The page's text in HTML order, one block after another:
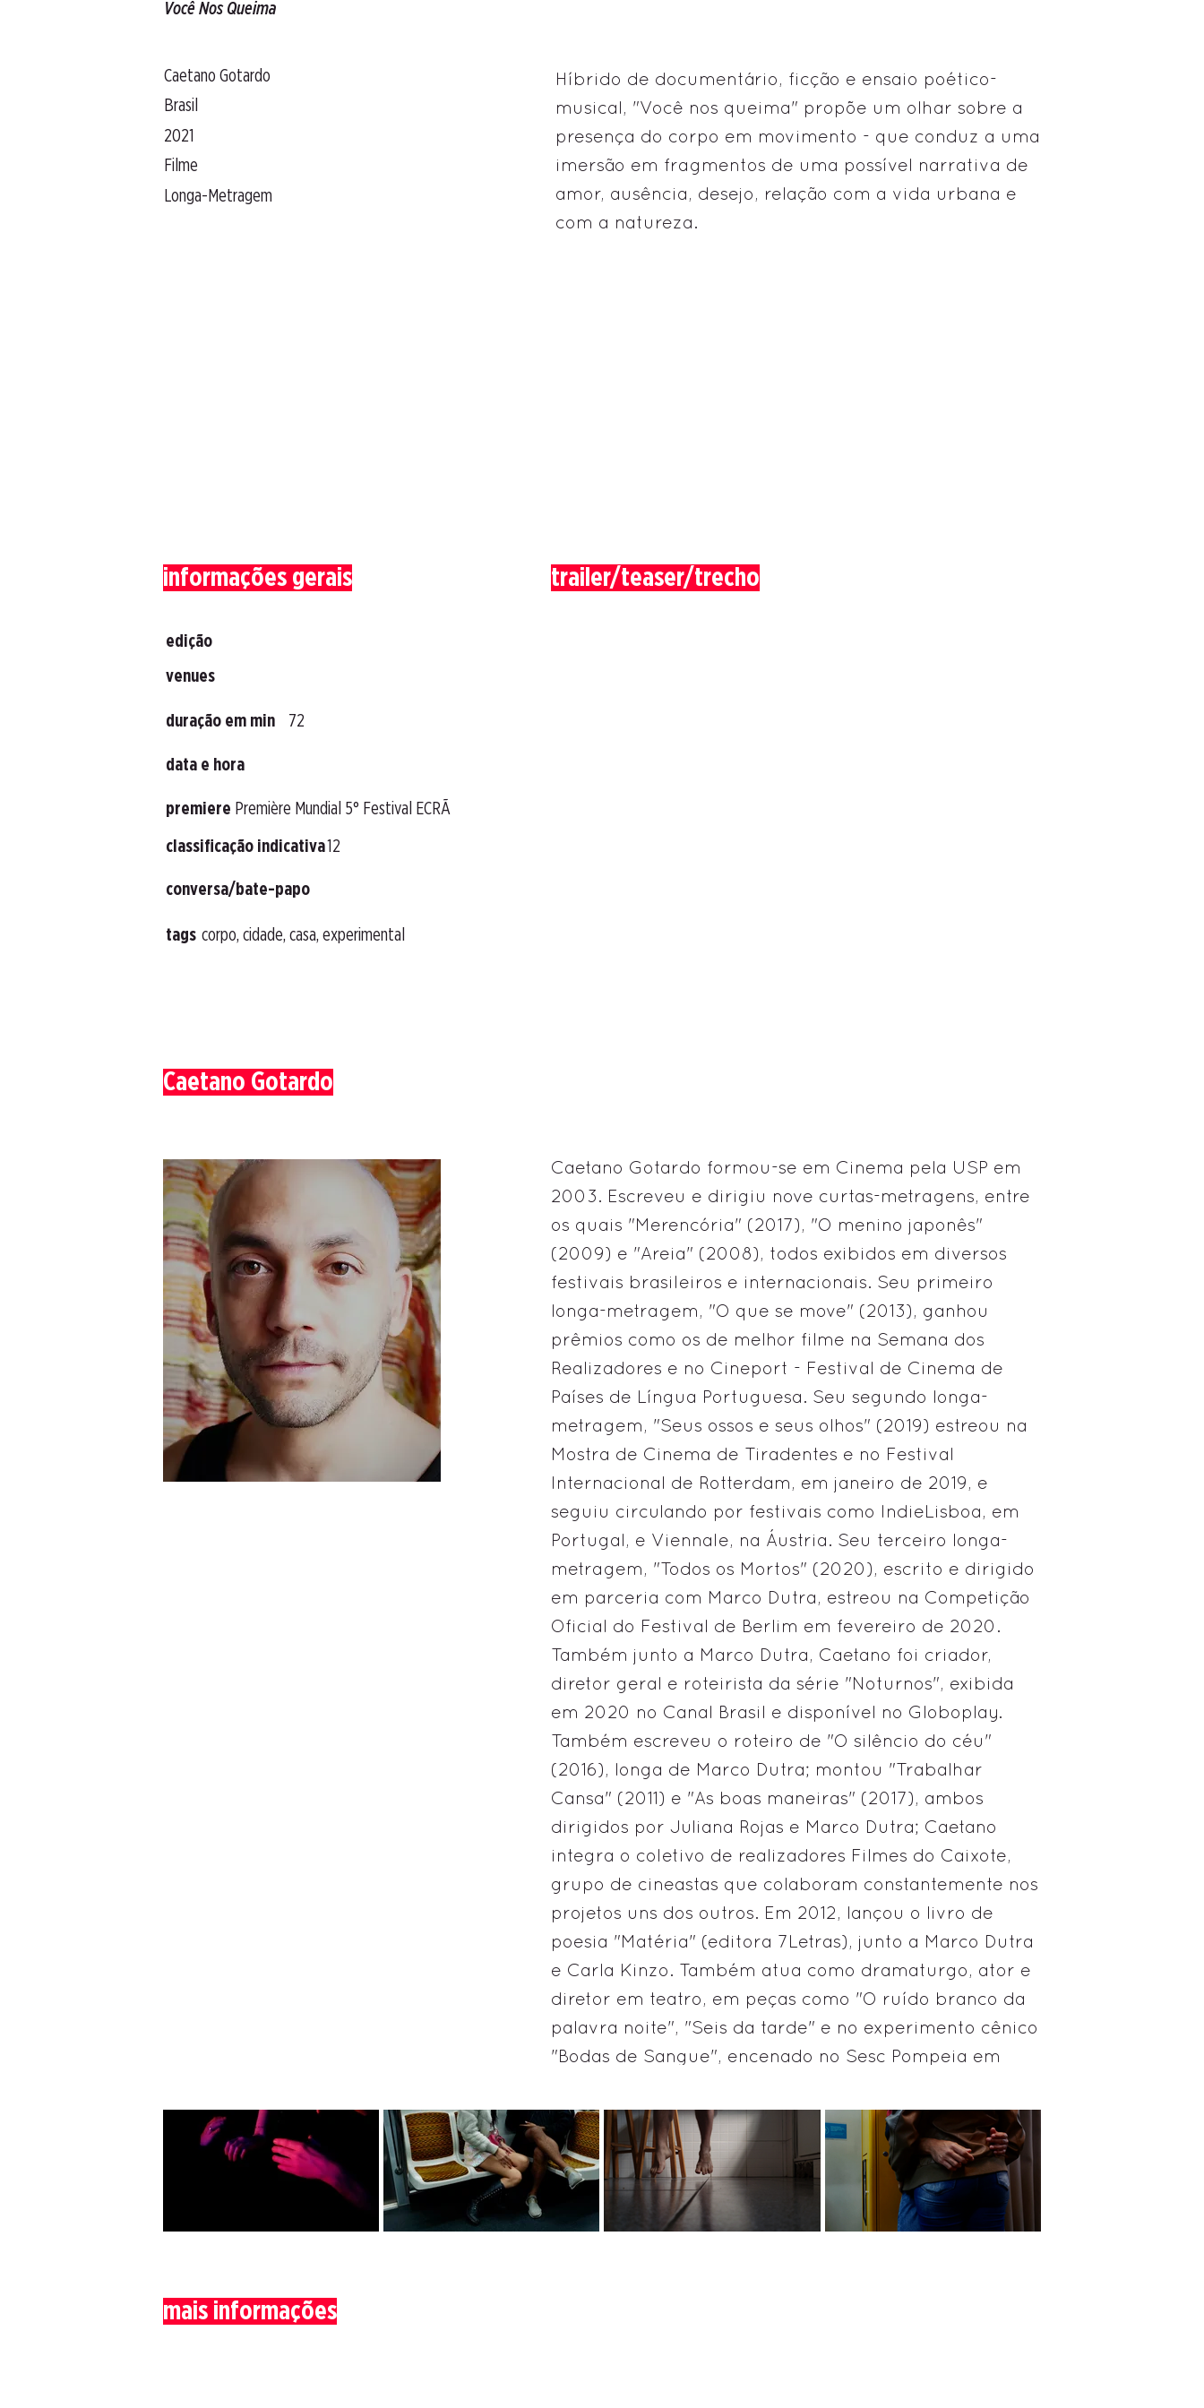
Você Nos Queima
Caetano Gotardo
Brasil
2021
Filme
Longa-Metragem
Híbrido de documentário, ficção e ensaio poético-
musical, "Você nos queima" propõe um olhar sobre a
presença do corpo em movimento - que conduz a uma
imersão em fragmentos de uma possível narrativa de
amor, ausência, desejo, relação com a vida urbana e
com a natureza.
informações gerais
edição
venues
duração em min 72
data e hora
premiere Première Mundial 5° Festival ECRÃ
classificação indicativa12
conversa/bate-papo
tags corpo, cidade, casa, experimental
trailer/teaser/trecho
Caetano Gotardo
Caetano Gotardo formou-se em Cinema pela USP em
2003. Escreveu e dirigiu nove curtas-metragens, entre
os quais "Merencória" (2017), "O menino japonês"
(2009) e "Areia" (2008), todos exibidos em diversos
festivais brasileiros e internacionais. Seu primeiro
longa-metragem, "O que se move" (2013), ganhou
prêmios como os de melhor filme na Semana dos
Realizadores e no Cineport - Festival de Cinema de
Países de Língua Portuguesa. Seu segundo longa-
metragem, "Seus ossos e seus olhos" (2019) estreou na
Mostra de Cinema de Tiradentes e no Festival
Internacional de Rotterdam, em janeiro de 2019, e
seguiu circulando por festivais como IndieLisboa, em
Portugal, e Viennale, na Áustria. Seu terceiro longa-
metragem, "Todos os Mortos" (2020), escrito e dirigido
em parceria com Marco Dutra, estreou na Competição
Oficial do Festival de Berlim em fevereiro de 2020.
Também junto a Marco Dutra, Caetano foi criador,
diretor geral e roteirista da série "Noturnos", exibida
em 2020 no Canal Brasil e disponível no Globoplay.
Também escreveu o roteiro de "O silêncio do céu"
(2016), longa de Marco Dutra; montou "Trabalhar
Cansa" (2011) e "As boas maneiras" (2017), ambos
dirigidos por Juliana Rojas e Marco Dutra; Caetano
integra o coletivo de realizadores Filmes do Caixote,
grupo de cineastas que colaboram constantemente nos
projetos uns dos outros. Em 2012, lançou o livro de
poesia "Matéria" (editora 7Letras), junto a Marco Dutra
e Carla Kinzo. Também atua como dramaturgo, ator e
diretor em teatro, em peças como "O ruído branco da
palavra noite", "Seis da tarde" e no experimento cênico
"Bodas de Sangue", encenado no Sesc Pompeia em
mais informações